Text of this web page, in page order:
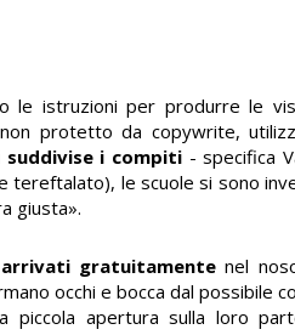
le istruzioni per produrre le
protetto da copywrite,
suddivise i compiti - specifica
tereftalato), le scuole si sono
giusta».
arrivati gratuitamente nel
occhi e bocca dal possibile
piccola apertura sulla loro